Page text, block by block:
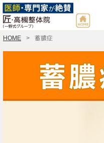
HOME 蓄膿症